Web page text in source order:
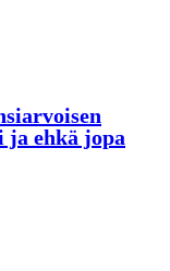
ja ehkä jopa